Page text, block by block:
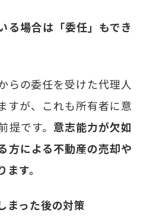
る場合は「委任」もでき
らの委任を受けた代理人
すが、これも所有者に意
です。 意志能力が欠如
方による不動産の売却や
す。
まった後の対策